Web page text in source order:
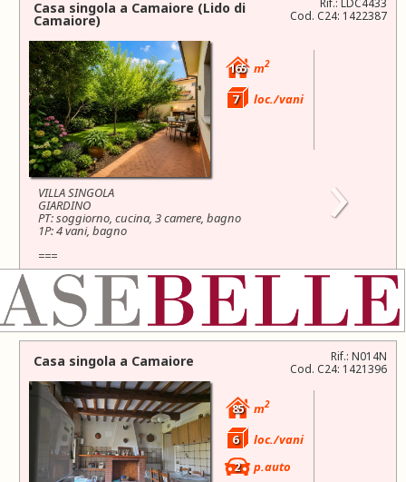
Cod. C24: 1422387
Casa singola a Camaiore (Lido di
Camaiore)
165 m2
7 loc./vani
VILLA SINGOLA
GIARDINO
PT: soggiorno, cucina, 3 camere, bagno
1P: 4 vani, bagno
===
A poco più di 1,2 km dal mare e dalla Passeggiata di
Lido di Camaiore proponiamo in...
›
480.000 €
Rif.: N014N
Cod. C24: 1421396
Casa singola a Camaiore
85 m2
6
loc./vani
2
p.auto